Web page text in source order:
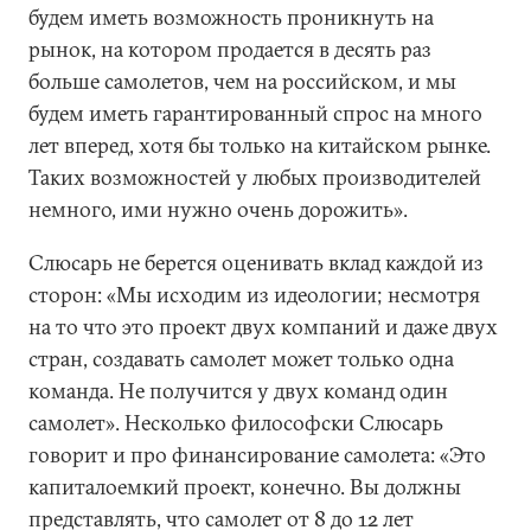
будем иметь возможность проникнуть на
рынок, на котором продается в десять раз
больше самолетов, чем на российском, и мы
будем иметь гарантированный спрос на много
лет вперед, хотя бы только на китайском рынке.
Таких возможностей у любых производителей
немного, ими нужно очень дорожить».
Слюсарь не берется оценивать вклад каждой из
сторон: «Мы исходим из идеологии; несмотря
на то что это проект двух компаний и даже двух
стран, создавать самолет может только одна
команда. Не получится у двух команд один
самолет». Несколько философски Слюсарь
говорит и про финансирование самолета: «Это
капиталоемкий проект, конечно. Вы должны
представлять, что самолет от 8 до 12 лет